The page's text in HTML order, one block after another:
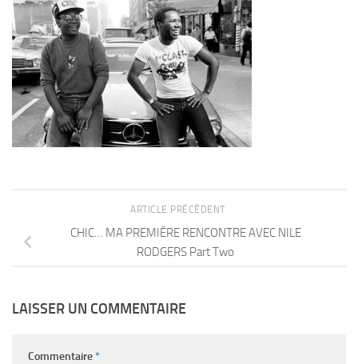
ARTICLE PRÉCÉDENT
CHIC… MA PREMIÈRE RENCONTRE AVEC NILE
RODGERS Part Two
LAISSER UN COMMENTAIRE
Commentaire*